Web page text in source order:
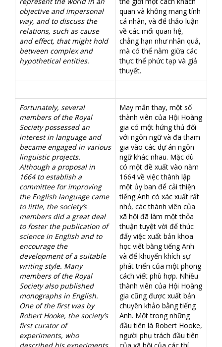
objective and impersonal
way, and to discuss the
relations, such as cause
and effect, that might hold
between complex and
hypothetical entities.
quan và không mang tính
cá nhân, và để thảo luận
về các mối quan hệ,
chẳng hạn như nhân quả,
mà có thể nằm giữa các
thực thể phức tạp và giả
thuyết.
Fortunately, several
members of the Royal
Society possessed an
interest in language and
became engaged in various
linguistic projects.
Although a proposal in
1664 to establish a
committee for improving
the English language came
to little, the society’s
members did a great deal
to foster the publication of
science in English and to
encourage the
development of a suitable
writing style. Many
members of the Royal
Society also published
monographs in English.
One of the first was by
Robert Hooke, the society’s
first curator of
experiments, who
May mắn thay, một số
thành viên của Hội Hoàng
gia có một hứng thú đối
với ngôn ngữ và đã tham
gia vào các dự án ngôn
ngữ khác nhau. Mặc dù
có một đề xuất vào năm
1664 về việc thành lập
một ủy ban để cải thiện
tiếng Anh có xác xuất rất
nhỏ, các thành viên của
xã hội đã làm một thỏa
thuận tuyệt vời để thúc
đẩy việc xuất bản khoa
học viết bằng tiếng Anh
và để khuyến khích sự
phát triển của một phong
cách viết phù hợp. Nhiều
thành viên của Hội Hoàng
gia cũng được xuất bản
chuyên khảo bằng tiếng
Anh. Một trong những
đầu tiên là Robert Hooke,
người phụ trách đầu tiên